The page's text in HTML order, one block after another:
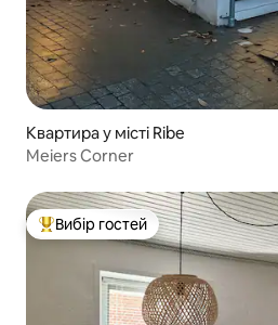
Квартира у місті Ribe
Meiers Corner
Топ вибір гостей
Вибір гостей